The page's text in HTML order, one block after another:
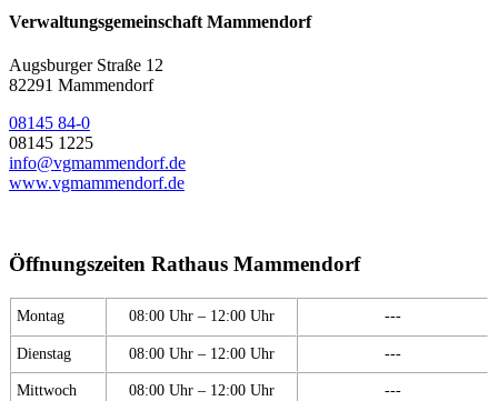
Verwaltungsgemeinschaft Mammendorf
Augsburger Straße 12
82291 Mammendorf
08145 84-0
08145 1225
info@vgmammendorf.de
www.vgmammendorf.de
Öffnungszeiten Rathaus Mammendorf
Montag 08:00 Uhr – 12:00 Uhr ---
Dienstag 08:00 Uhr – 12:00 Uhr ---
Mittwoch 08:00 Uhr – 12:00 Uhr ---